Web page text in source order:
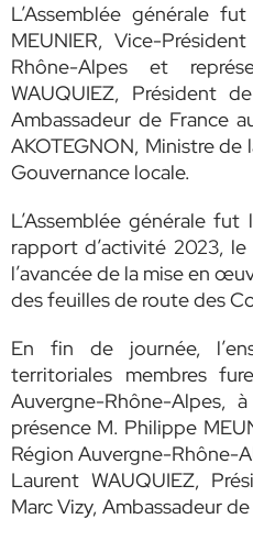
L’Assemblée générale
MEUNIER, Vice-
Rhône-Alpes et
WAUQUIEZ, Président de
Ambassadeur de France
AKOTEGNON, Ministre
Gouvernance locale.
L’Assemblée générale
rapport d’activité 2023,
l’avancée de la mise en
des feuilles de route des
En fin de journée,
territoriales membres
Auvergne-Rhône-Alpes,
présence M. Philippe
Région Auvergne-Rhône-
Laurent WAUQUIEZ,
Marc Vizy, Ambassadeur